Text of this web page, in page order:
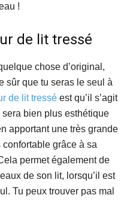
!
de lit tressé
chose d’original,
sûr que tu seras le seul à
de lit tressé est qu’il s’agit
bien plus esthétique
apportant une très grande
grâce à sa
permet également de
de son lit, lorsqu’il est
Tu peux trouver pas mal